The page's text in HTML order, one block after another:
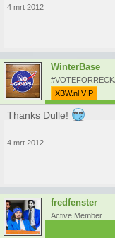
4 mrt 2012
WinterBase
XBW.nl VIP
Thanks Dulle!
4 mrt 2012
fredfenster
Active Member